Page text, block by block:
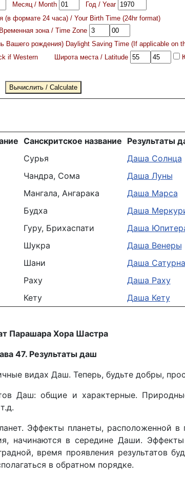
Месяц / Month
Год / Year
(в формате 24 часа) / Your Birth Time (24hr format)
Временная зона / Time Zone
рождения) Daylight Saving Time (If applicable on
if Western
Широта места / Latitude
Санскритское название Результаты
Сурья
Даша Солнца
Чандра, Сома
Даша Луны
Мангала, Ангарака
Даша Марса
Будха
Даша
Гуру, Брихаспати
Даша
Шукра
Даша Венеры
Шани
Даша Сатурна
Раху
Даша Раху
Кету Даша Кету
Парашара Хора Шастра
47. Результаты даш
видах Даш. Теперь, будьте добры,
Даш: общие и характерные.
Эффекты планеты, расположенной
начинаются в середине Даши.
время проявления результатов
в обратном порядке.